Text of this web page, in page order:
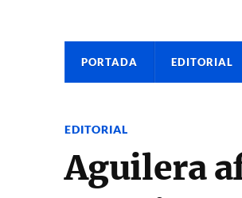
PORTADA EDITORIAL
EDITORIAL
Aguilera